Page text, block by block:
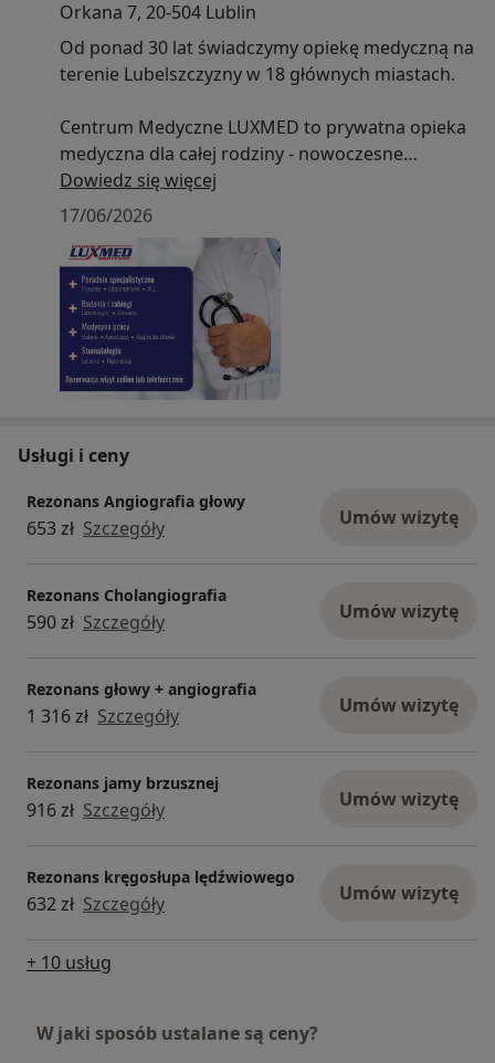
Orkana 7, 20-504 Lublin
Od ponad 30 lat świadczymy opiekę medyczną na
terenie Lubelszczyzny w 18 głównych miastach.
Centrum Medyczne LUXMED to prywatna opieka
medyczna dla całej rodziny - nowoczesne
przychodnie i punkty pobrań, poradnie
specjalistyczne, stomatologia, rehabilitacja, RTG,
pracownia rezonansu magnetycznego i
tomografii komputerowej, zabiegi z zakresu
kosmetologii i medycyny estetycznej.
Dowiedz się więcej
17/06/2026
Usługi i ceny
Rezonans Angiografia głowy
653 zł Szczegóły Umów wizytę
Rezonans Cholangiografia
590 zł Szczegóły Umów wizytę
Rezonans głowy + angiografia
1 316 zł Szczegóły Umów wizytę
Rezonans jamy brzusznej
916 zł Szczegóły Umów wizytę
Rezonans kręgosłupa lędźwiowego
632 zł Szczegóły Umów wizytę
+ 10 usług
W jaki sposób ustalane są ceny?